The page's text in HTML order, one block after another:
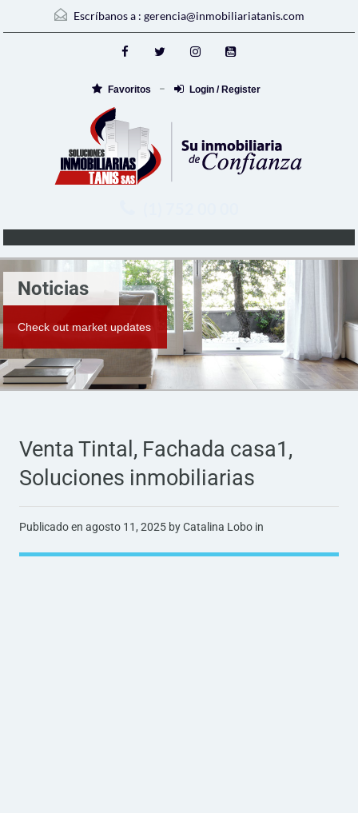
Escríbanos a : gerencia@inmobiliariatanis.com
Favoritos Login / Register
Noticias
Check out market updates
Venta Tintal, Fachada casa1,
Soluciones inmobiliarias
Publicado en agosto 11, 2025 by Catalina Lobo in